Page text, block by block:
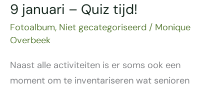
9 januari – Quiz tijd!
Fotoalbum, Niet gecategoriseerd / Monique
Overbeek
Naast alle activiteiten is er soms ook een
moment om te inventariseren wat senioren